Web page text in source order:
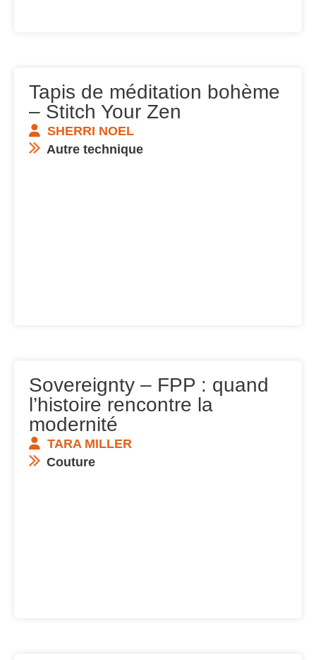
Tapis de méditation bohème
– Stitch Your Zen
SHERRI NOEL
Autre technique
Sovereignty – FPP : quand
l’histoire rencontre la
modernité
TARA MILLER
Couture